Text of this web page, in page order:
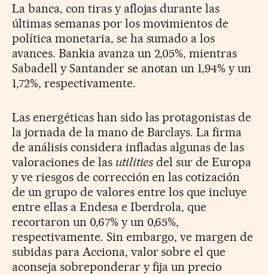
La banca, con tiras y aflojas durante las
últimas semanas por los movimientos de
política monetaria, se ha sumado a los
avances. Bankia avanza un 2,05%, mientras
Sabadell y Santander se anotan un 1,94% y un
1,72%, respectivamente.
Las energéticas han sido las protagonistas de
la jornada de la mano de Barclays. La firma
de análisis considera infladas algunas de las
valoraciones de las utilities del sur de Europa
y ve riesgos de corrección en las cotización
de un grupo de valores entre los que incluye
entre ellas a Endesa e Iberdrola, que
recortaron un 0,67% y un 0,65%,
respectivamente. Sin embargo, ve margen de
subidas para Acciona, valor sobre el que
aconseja sobreponderar y fija un precio